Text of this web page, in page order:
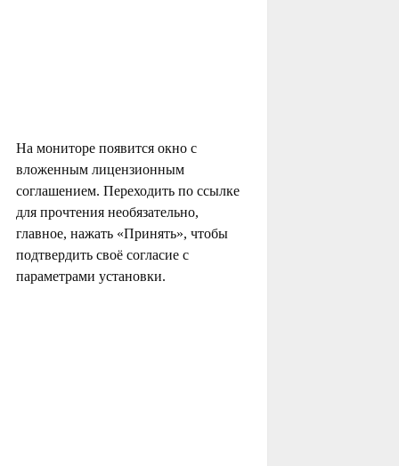
На мониторе появится окно с
вложенным лицензионным
соглашением. Переходить по ссылке
для прочтения необязательно,
главное, нажать «Принять», чтобы
подтвердить своё согласие с
параметрами установки.